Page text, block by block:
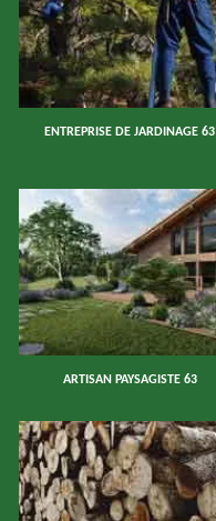
ENTREPRISE DE JARDINAGE 63
ARTISAN PAYSAGISTE 63